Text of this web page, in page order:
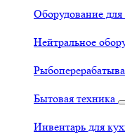
Оборудование
Нейтральное
Бытовая техника
Инвентарь для